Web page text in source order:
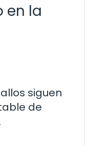
en la
siguen
de